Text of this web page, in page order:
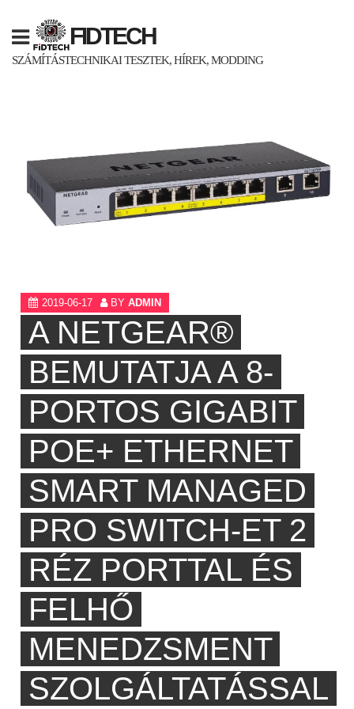
content
FIDTECH
SZÁMÍTÁSTECHNIKAI TESZTEK, HÍREK, MODDING
2019-06-17 BY ADMIN
A NETGEAR®
BEMUTATJA A 8-
PORTOS GIGABIT
POE+ ETHERNET
SMART MANAGED
PRO SWITCH-ET 2
RÉZ PORTTAL ÉS
FELHŐ
MENEDZSMENT
SZOLGÁLTATÁSSAL